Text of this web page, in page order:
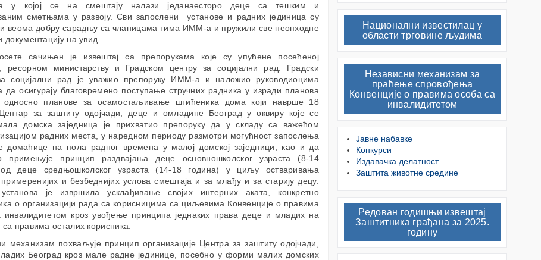
у којој се на смештају налази једанаесторо деце са тешким и
сметњама у развоју. Сви запослени установе и радних јединица су
веома добру сарадњу са чланицама тима ИММ-а и пружили све неопходне
документацију на увид.
сачињен је извештај са препорукама које су упућене посећеној
ресорном министарству и Градском центру за социјални рад. Градски
социјални рад је уважио препоруку ИММ-а и наложио руководиоцима
осигурају благовремено поступање стручних радника у изради планова
односно планове за осамостаљивање штићеника дома који наврше 18
за заштиту одојчади, деце и омладине Београд у оквиру које се
домска заједница је прихватио препоруку да у складу са важећом
радних места, у наредном периоду размотри могућност запослења
домаћице на пола радног времена у малој домској заједници, као и да
примењује принцип раздвајања деце основношколског узраста (8-14
деце средњошколског узраста (14-18 година) у циљу остваривања
примеренијих и безбеднијих услова смештаја и за млађу и за старију децу.
је извршила усклађивање својих интерних аката, конкретно
о организацији рада са корисницима са циљевима Конвенције о правима
инвалидитетом кроз увођење принципа једнаких права деце и младих на
са правима осталих корисника.
механизам похваљује принцип организације Центра за заштиту одојчади,
Београд кроз мале радне јединице, посебно у форми малих домских
Национални известилац у
области трговине људима
Независни механизам за
праћење спровођења
Конвенције о правима особа са
инвалидитетом
Јавне набавке
Конкурси
Издавачка делатност
Заштита животне средине
Редован годишњи извештај
Заштитника грађана за 2025.
годину